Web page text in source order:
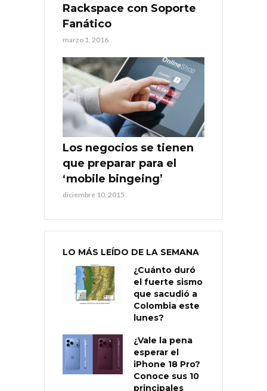
Rackspace con Soporte
Fanático
marzo 1, 2016
Los negocios se tienen
que preparar para el
‘mobile bingeing’
diciembre 10, 2015
LO MÁS LEÍDO DE LA SEMANA
¿Cuánto duró
el fuerte sismo
que sacudió a
Colombia este
lunes?
¿Vale la pena
esperar el
iPhone 18 Pro?
Conoce sus 10
principales